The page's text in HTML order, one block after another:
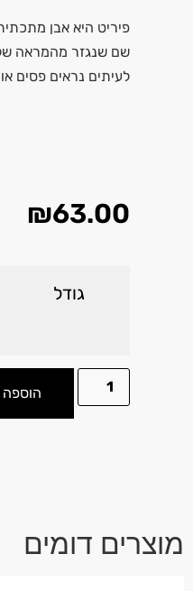
פיריט היא אבן
שם שנגזר מהמראה
לעיתים נראים פסים
₪63.00
גודל
מוצרים דומים